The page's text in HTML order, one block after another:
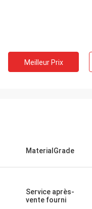
Meilleur Prix
MaterialGrade
Service après-
vente fourni